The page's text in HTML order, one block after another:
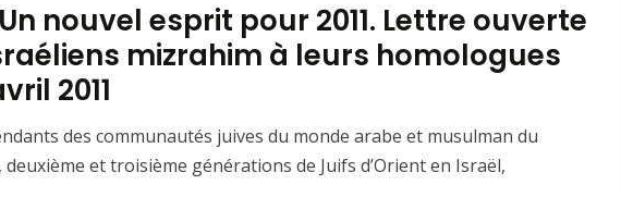
nouvel esprit pour 2011. Lettre ouverte
mizrahim à leurs homologues
2011
des communautés juives du monde arabe et musulman du
et troisième générations de Juifs d’Orient en Israël,